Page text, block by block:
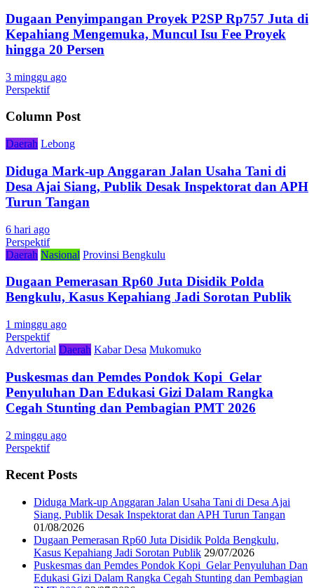
Dugaan Penyimpangan Proyek P2SP Rp757 Juta di
Kepahiang Mengemuka, Muncul Isu Fee Proyek
hingga 20 Persen
3 minggu ago
Perspektif
Column Post
Daerah Lebong
Diduga Mark-up Anggaran Jalan Usaha Tani di
Desa Ajai Siang, Publik Desak Inspektorat dan APH
Turun Tangan
6 hari ago
Perspektif
Daerah Nasional Provinsi Bengkulu
Dugaan Pemerasan Rp60 Juta Disidik Polda
Bengkulu, Kasus Kepahiang Jadi Sorotan Publik
1 minggu ago
Perspektif
Advertorial Daerah Kabar Desa Mukomuko
Puskesmas dan Pemdes Pondok Kopi Gelar
Penyuluhan Dan Edukasi Gizi Dalam Rangka
Cegah Stunting dan Pembagian PMT 2026
2 minggu ago
Perspektif
Recent Posts
Diduga Mark-up Anggaran Jalan Usaha Tani di Desa Ajai
Siang, Publik Desak Inspektorat dan APH Turun Tangan
01/08/2026
Dugaan Pemerasan Rp60 Juta Disidik Polda Bengkulu,
Kasus Kepahiang Jadi Sorotan Publik 29/07/2026
Puskesmas dan Pemdes Pondok Kopi Gelar Penyuluhan Dan
Edukasi Gizi Dalam Rangka Cegah Stunting dan Pembagian